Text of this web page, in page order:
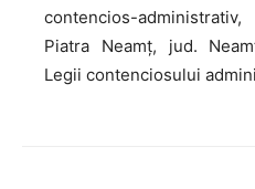
contencios-
Piatra Neamţ, jud.
Legii contenciosului